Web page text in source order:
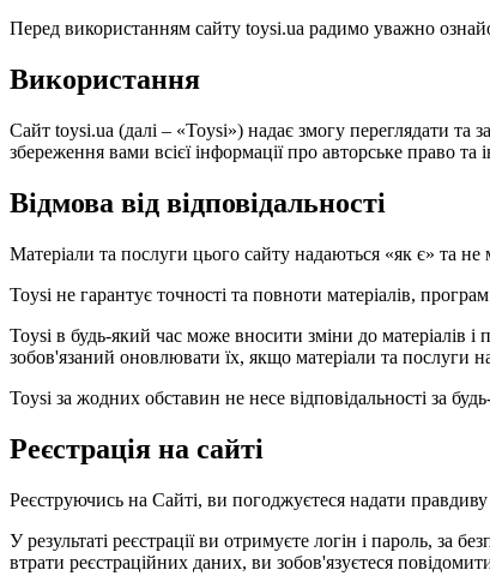
Перед використанням сайту toysi.ua радимо уважно
Використання
Сайт toysi.ua (далі – «Toysi») надає змогу переглядати та
збереження вами всієї інформації про авторське право
Відмова від відповідальності
Матеріали та послуги цього сайту надаються «як є» та
Toysi не гарантує точності та повноти матеріалів,
Toysi в будь-який час може вносити зміни до матеріалів
зобов'язаний оновлювати їх, якщо матеріали та послуги
Toysi за жодних обставин не несе відповідальності за
Реєстрація на сайті
Реєструючись на Сайті, ви погоджуєтеся надати
У результаті реєстрації ви отримуєте логін і пароль, за
втрати реєстраційних даних, ви зобов'язуєтеся